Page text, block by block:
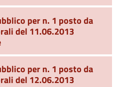
per n. 1 posto da
del 11.06.2013
per n. 1 posto da
del 12.06.2013